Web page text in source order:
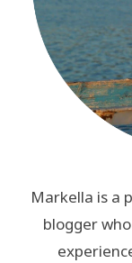
Markella is a
blogger